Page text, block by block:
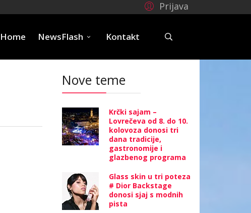
Prijava
Home NewsFlash Kontakt
Nove teme
Krčki sajam –
Lovrečeva od 8. do 10.
kolovoza donosi tri
dana tradicije,
gastronomije i
glazbenog programa
Glass skin u tri poteza
# Dior Backstage
donosi sjaj s modnih
pista